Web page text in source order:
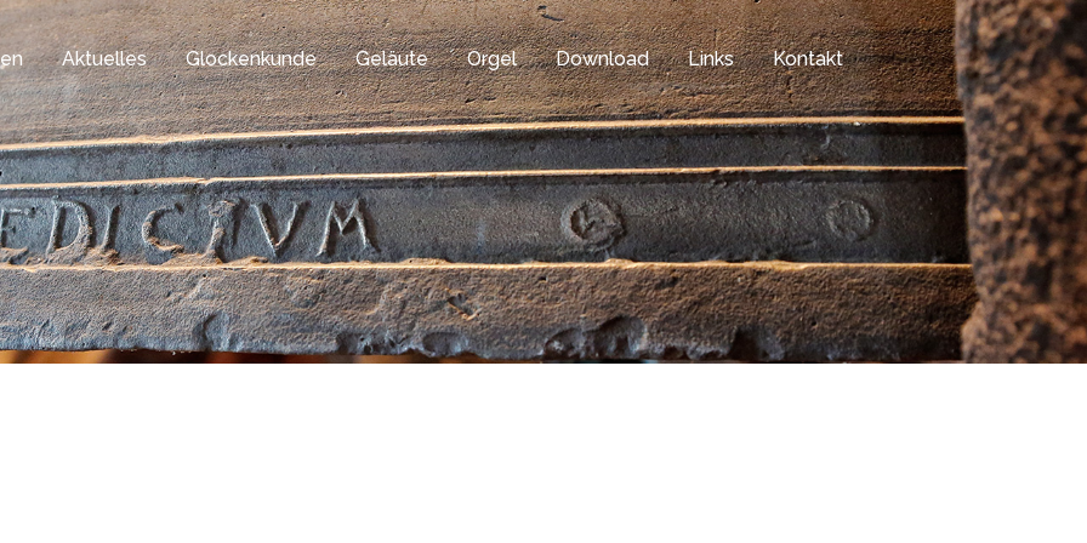
Aktuelles Glockenkunde Geläute Orgel Download Links Kontakt